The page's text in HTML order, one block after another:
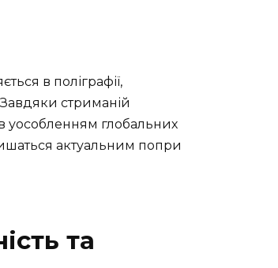
в поліграфії,
стриманій
уособленням глобальних
актуальним попри
та